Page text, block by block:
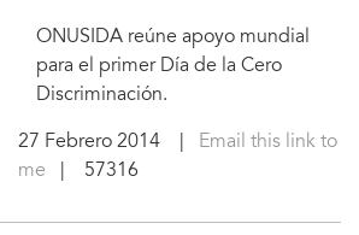
ONUSIDA reúne apoyo mundial
para el primer Día de la Cero
Discriminación.
27 Febrero 2014|
Email this link to
me | 57316